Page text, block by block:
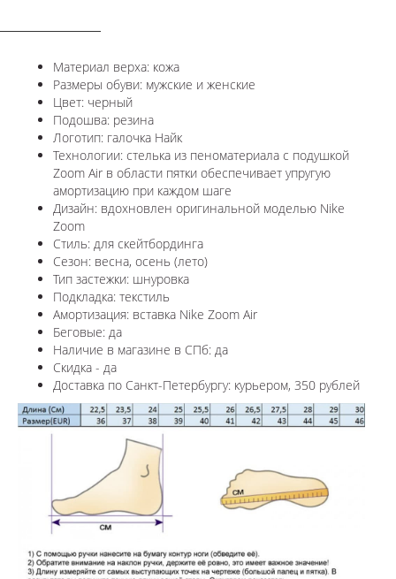
Материал верха: кожа
Размеры обуви: мужские и женские
Цвет: черный
Подошва: резина
Логотип: галочка Найк
Технологии: стелька из пеноматериала с подушкой
Zoom Air в области пятки обеспечивает упругую
амортизацию при каждом шаге
Дизайн: вдохновлен оригинальной моделью Nike
Zoom
Стиль: для скейтбординга
Сезон: весна, осень (лето)
Тип застежки: шнуровка
Подкладка: текстиль
Амортизация: вставка Nike Zoom Air
Беговые: да
Наличие в магазине в СПб: да
Скидка - да
Доставка по Санкт-Петербургу: курьером, 350 рублей